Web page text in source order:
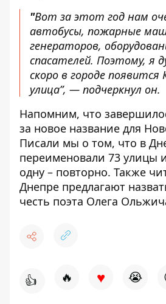
"Вот за этот год нам
автобусы, пожарные
генераторов,
спасателей. Поэтому, я
скоро в городе появится
улица”, — подчеркнул он.
Напомним, что
за новое название для
Писали мы о том, что в
переименовали 73 улицы
одну – повторно. Также
Днепре предлагают
честь поэта Олега
👍 🔥 ♥ 😭